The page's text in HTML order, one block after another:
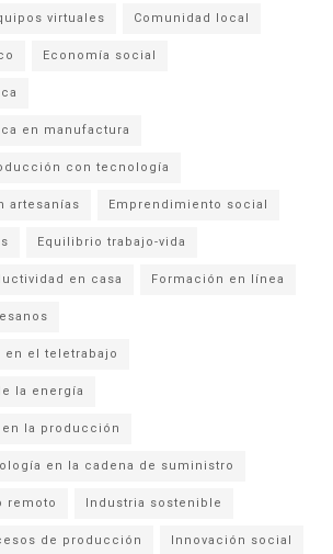
virtuales Comunidad local
Economía social
en manufactura
con tecnología
artesanías Emprendimiento social
Equilibrio trabajo-vida
en casa Formación en línea
en el teletrabajo
la energía
la producción
en la cadena de suministro
remoto Industria sostenible
de producción Innovación social